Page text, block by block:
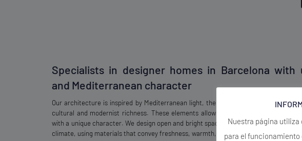
Specialists in designer homes in Barcelona with
and Mediterranean character
Our architecture is inspired by Mediterranean light, the proximity to the sea, and
cultural and modernist richness. These elements allow us to design modern,
with a unique character. We design open and bright spaces that make the most of
climate, using materials that convey freshness, warmth, and contemporaneity.
Nuestra página
para el